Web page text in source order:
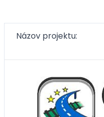
Názov projektu: